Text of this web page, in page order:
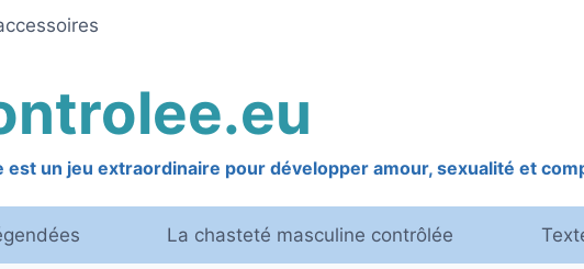
est un jeu extraordinaire pour développer amour, sexualité et
La chasteté masculine contrôlée